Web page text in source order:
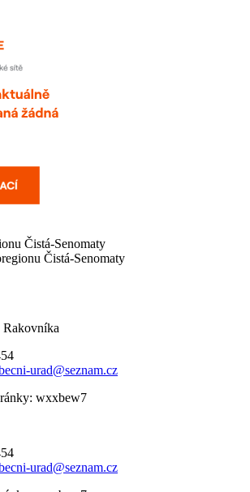
Čistá-Senomaty
Rakovníka
urad@seznam.cz
wxxbew7
urad@seznam.cz